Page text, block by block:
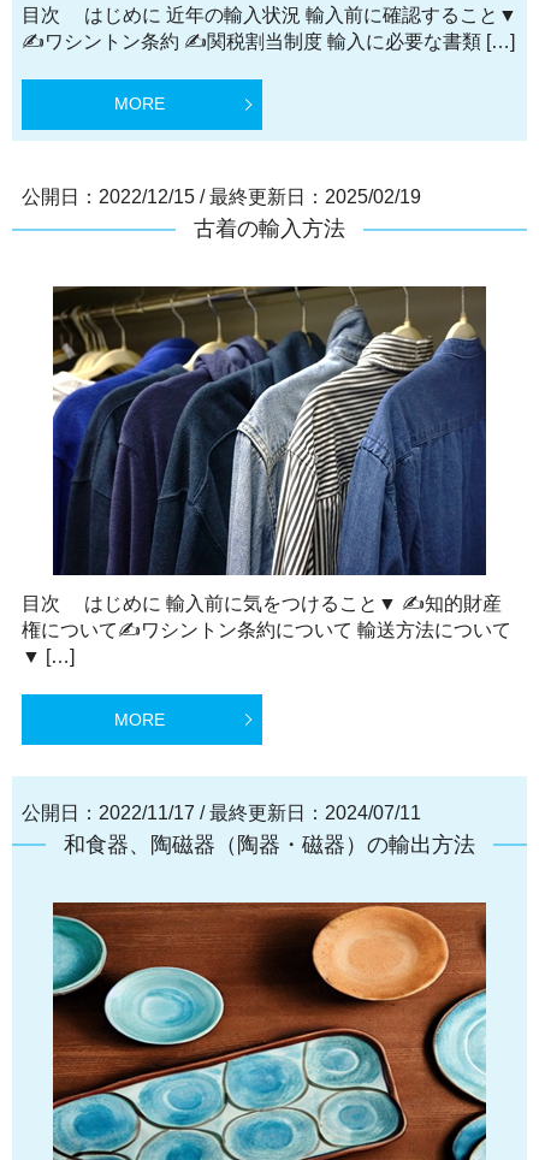
目次 はじめに 近年の輸入状況 輸入前に確認すること▼
✍ワシントン条約 ✍関税割当制度 輸入に必要な書類 […]
MORE
公開日：2022/12/15 /最終更新日：2025/02/19
古着の輸入方法
目次 はじめに 輸入前に気をつけること▼ ✍知的財産
権について✍ワシントン条約について 輸送方法について
▼ […]
MORE
公開日：2022/11/17 /最終更新日：2024/07/11
和食器、陶磁器（陶器・磁器）の輸出方法